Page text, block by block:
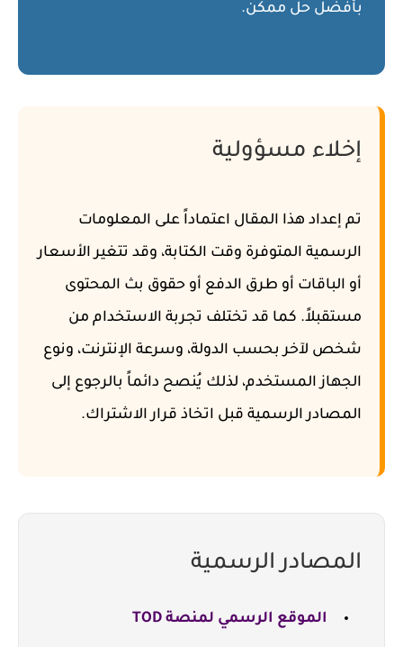
بأفضل حل ممكن.
إخلاء مسؤولية
تم إعداد هذا المقال اعتماداً على المعلومات
الرسمية المتوفرة وقت الكتابة، وقد تتغير الأسعار
أو الباقات أو طرق الدفع أو حقوق بث المحتوى
مستقبلاً. كما قد تختلف تجربة الاستخدام من
شخص لآخر بحسب الدولة، وسرعة الإنترنت، ونوع
الجهاز المستخدم، لذلك يُنصح دائماً بالرجوع إلى
المصادر الرسمية قبل اتخاذ قرار الاشتراك.
المصادر الرسمية
الموقع الرسمي لمنصة TOD